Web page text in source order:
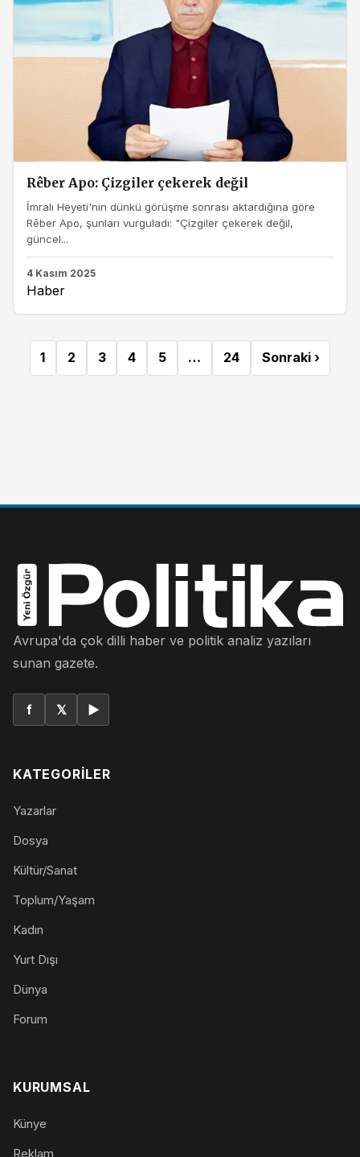
Rêber Apo: Çizgiler çekerek değil
İmralı Heyeti'nin dünkü görüşme sonrası aktardığına göre
Rêber Apo, şunları vurguladı: "Çizgiler çekerek değil,
güncel...
4 Kasım 2025
Haber
1 2 3 4 5 … 24 Sonraki ›
Avrupa'da çok dilli haber ve politik analiz yazıları
sunan gazete.
f 𝕏 ▶
KATEGORILER
Yazarlar
Dosya
Kültür/Sanat
Toplum/Yaşam
Kadın
Yurt Dışı
Dünya
Forum
KURUMSAL
Künye
Reklam